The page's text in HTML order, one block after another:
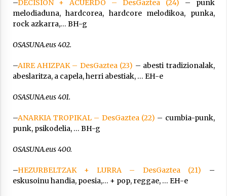
–DECISIÓN + ACUERDO – DesGaztea (24) – punk
melodiaduna, hardcorea, hardcore melodikoa, punka,
rock azkarra,… BH-g
OSASUNA.eus 402.
–AIRE AHIZPAK – DesGaztea (23) – abesti tradizionalak,
abeslaritza, a capela, herri abestiak, … EH-e
OSASUNA.eus 401.
–ANARKIA TROPIKAL – DesGaztea (22) – cumbia-punk,
punk, psikodelia, … BH-g
OSASUNA.eus 400.
–HEZURBELTZAK + LURRA – DesGaztea (21) –
eskusoinu handia, poesia,… + pop, reggae, … EH-e